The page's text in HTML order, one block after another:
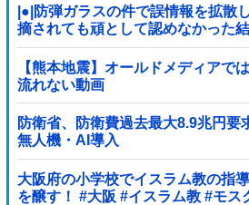
|●|防弾ガラスの件で誤情報を拡散
摘されても頑として認めなかった
【熊本地震】オールドメディアで
流れない動画
防衛省、防衛費過去最大8.9兆円
無人機・AI導入
大阪府の小学校でイスラム教の指
を醸す！ #大阪 #イスラム教 #モス